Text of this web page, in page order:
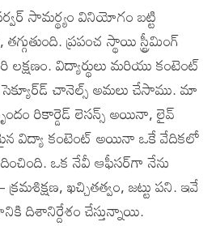
సామర్థ్యం వినియోగం బట్టి
ప్రపంచ స్థాయి స్ట్రీమింగ్
విద్యార్థులు మరియు కంటెంట్
సెక్యూర్‌డ్ చానెల్స్ అమలు చేసాము. మా
రికార్డెడ్ లెసన్స్ అయినా, లైవ్
విద్యా కంటెంట్ అయినా ఒకే వేదికలో
ఒక నేవీ ఆఫీసర్‌గా నేను
ఖచ్చితత్వం, జట్టు పని. ఇవే
దిశానిర్దేశం చేస్తున్నాయి.